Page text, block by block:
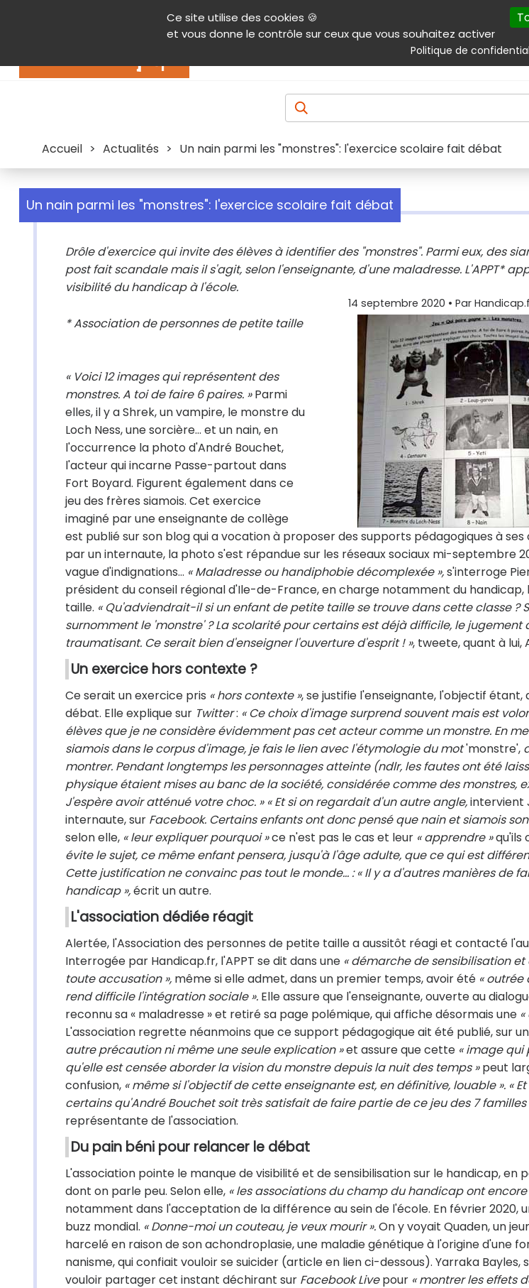
Ce site utilise des cookies 🍪
et vous donne le contrôle sur ceux que vous souhaitez activer
Politique de
Contenu Aide et accessibilité Menu principal
Produits & services Emploi
Accueil > Actualités > Un nain parmi les "monstres": l'exercice scolaire fait débat
Un nain parmi les "monstres": l'exercice scolaire fait débat
Drôle d'exercice qui invite des élèves à identifier des "monstres". Parmi eux, des
post fait scandale mais il s'agit, selon l'enseignante, d'une maladresse. L'APPT*
visibilité du handicap à l'école.
14 septembre 2020 • Par
* Association de personnes de petite taille
« Voici 12 images qui représentent des
monstres. A toi de faire 6 paires. »Parmi
elles, il y a Shrek, un vampire, le monstre du
Loch Ness, une sorcière… et un nain, en
l'occurrence la photo d'André Bouchet,
l'acteur qui incarne Passe-partout dans
Fort Boyard. Figurent également dans ce
jeu des frères siamois. Cet exercice
imaginé par une enseignante de collège
est publié sur son blog qui a vocation à proposer des supports pédagogiques à
par un internaute, la photo s'est répandue sur les réseaux sociaux mi-septembre
vague d'indignations… « Maladresse ou handiphobie décomplexée »,s'interroge
président du conseil régional d'Ile-de-France, en charge notamment du
taille. « Qu'adviendrait-il si un enfant de petite taille se trouve dans cette classe ?
surnomment le 'monstre' ? La scolarité pour certains est déjà difficile, le jugement
traumatisant. Ce serait bien d'enseigner l'ouverture d'esprit ! », tweete, quant à lui,
Un exercice hors contexte ?
Ce serait un exercice pris « hors contexte », se justifie l'enseignante, l'objectif
débat. Elle explique sur Twitter: « Ce choix d'image surprend souvent mais est
élèves que je ne considère évidemment pas cet acteur comme un monstre. En
siamois dans le corpus d'image, je fais le lien avec l'étymologie du mot'monstre',
montrer. Pendant longtemps les personnages atteinte (ndlr, les fautes ont été
physique étaient mises au banc de la société, considérée comme des monstres,
J'espère avoir atténué votre choc. » « Et si on regardait d'un autre angle,intervient
internaute, sur Facebook. Certains enfants ont donc pensé que nain et siamois
selon elle, « leur expliquer pourquoi »ce n'est pas le cas et leur « apprendre »qu'ils
évite le sujet, ce même enfant pensera, jusqu'à l'âge adulte, que ce qui est
Cette justification ne convainc pas tout le monde… : « Il y a d'autres manières de
handicap »,écrit un autre.
L'association dédiée réagit
Alertée, l'Association des personnes de petite taille a aussitôt réagi et contacté
Interrogée par Handicap.fr, l'APPT se dit dans une « démarche de sensibilisation
toute accusation », même si elle admet, dans un premier temps, avoir été «
rend difficile l'intégration sociale ». Elle assure que l'enseignante, ouverte au
reconnu sa « maladresse » et retiré sa page polémique, qui affiche désormais une
L'association regrette néanmoins que ce support pédagogique ait été publié, sur
autre précaution ni même une seule explication »et assure que cette « image qui
qu'elle est censée aborder la vision du monstre depuis la nuit des temps »peut
confusion, « même si l'objectif de cette enseignante est, en définitive, louable ». «
certains qu'André Bouchet soit très satisfait de faire partie de ce jeu des 7 familles
représentante de l'association.
Du pain béni pour relancer le débat
L'association pointe le manque de visibilité et de sensibilisation sur le handicap, en
dont on parle peu. Selon elle, « les associations du champ du handicap ont encore
notamment dans l'acceptation de la différence au sein de l'école. En février 2020,
buzz mondial. « Donne-moi un couteau, je veux mourir ».On y voyait Quaden, un
harcelé en raison de son achondroplasie, une maladie génétique à l'origine d'une
nanisme, qui confiait vouloir se suicider (article en lien ci-dessous). Yarraka Bayles,
vouloir partager cet instant déchirant sur Facebook Livepour « montrer les effets